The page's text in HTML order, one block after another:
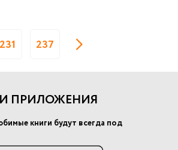
231 237
ПРИЛОЖЕНИЯ
книги будут всегда под